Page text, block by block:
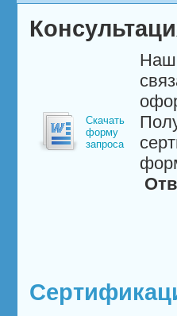
Скачать
форму
запроса
Наш